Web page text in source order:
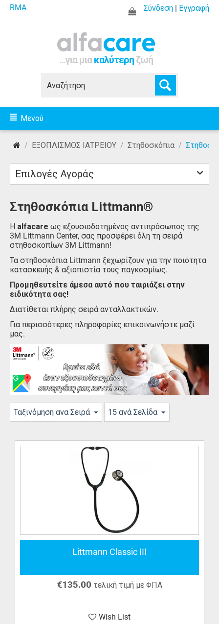
RMA Σύνδεση | Εγγραφή
...για μιακαλύτερηζωή
Μενού
/ ΕΞΟΠΛΙΣΜΟΣ ΙΑΤΡΕΙΟΥ / Στηθοσκόπια /
Επιλογές Αγοράς
Στηθοσκόπια Littmann®
Η alfacare ως εξουσιοδοτημένος αντιπρόσωπος της
3M Littmann Center, σας προσφέρει όλη τη σειρά
στηθοσκοπίων 3M Littmann!
Τα στηθοσκόπια Littmann ξεχωρίζουν για την ποιότητα
κατασκευής & αξιοπιστία τους παγκοσμίως.
Προμηθευτείτε άμεσα αυτό που ταιριάζει στην
ειδικότητα σας!
Διατίθεται πλήρης σειρά ανταλλακτικών.
Για περισσότερες πληροφορίες επικοινωνήστε μαζί
μας.
Ταξινόμηση ανα Σειρά 15 ανά Σελίδα
Littmann Classic III
€135.00 τελική τιμή με ΦΠΑ
Wish List